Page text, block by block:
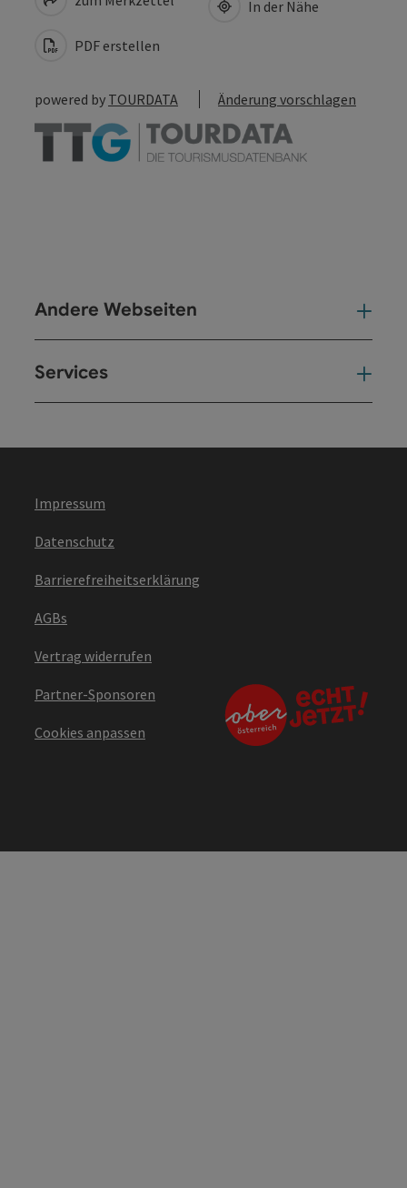
PDF erstellen
In der Nähe
powered by TOURDATA Änderung vorschlagen
Andere Webseiten
Services
Impressum
Datenschutz
Barrierefreiheitserklärung
AGBs
Vertrag widerrufen
Partner-Sponsoren
Cookies anpassen